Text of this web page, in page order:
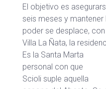
El objetivo es
seis meses y mantener
poder se desplace,
Villa La Ñata, la
Es la Santa Marta
personal con que
Scioli suple aquella